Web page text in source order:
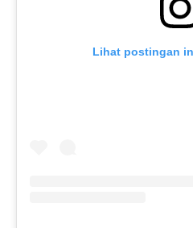
Lihat postingan